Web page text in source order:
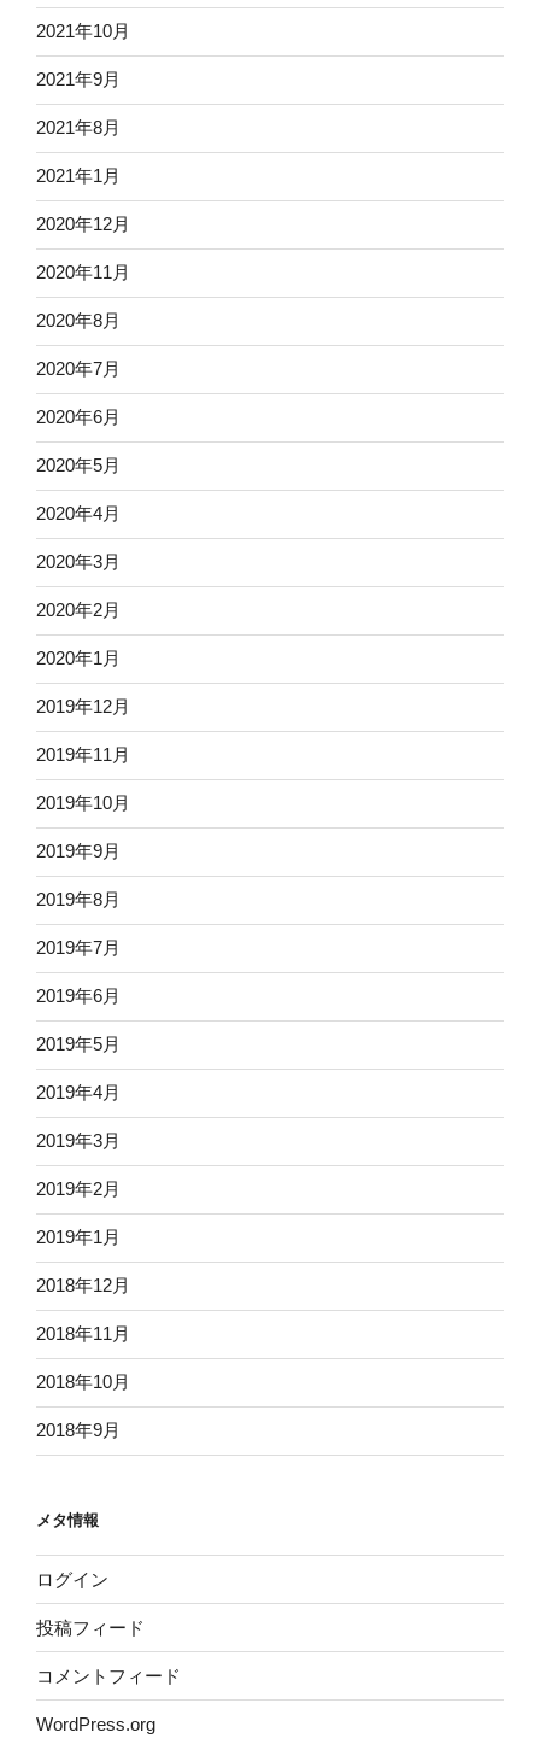
2021年10月
2021年9月
2021年8月
2021年1月
2020年12月
2020年11月
2020年8月
2020年7月
2020年6月
2020年5月
2020年4月
2020年3月
2020年2月
2020年1月
2019年12月
2019年11月
2019年10月
2019年9月
2019年8月
2019年7月
2019年6月
2019年5月
2019年4月
2019年3月
2019年2月
2019年1月
2018年12月
2018年11月
2018年10月
2018年9月
メタ情報
ログイン
投稿フィード
コメントフィード
WordPress.org